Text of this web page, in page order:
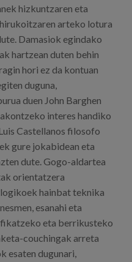
hizkuntzaren eta
arteko lotura
Damasiok egindako
hartzean duten behin
hori ez da kontuan
duguna,
duen John Barghen
interes handiko
Castellanos filosofo
gure jokabidean eta
dute. Gogo-aldartea
orientatzera
hainbat teknika
esanahi eta
eta berrikusteko
couchingak arreta
esaten dugunari,